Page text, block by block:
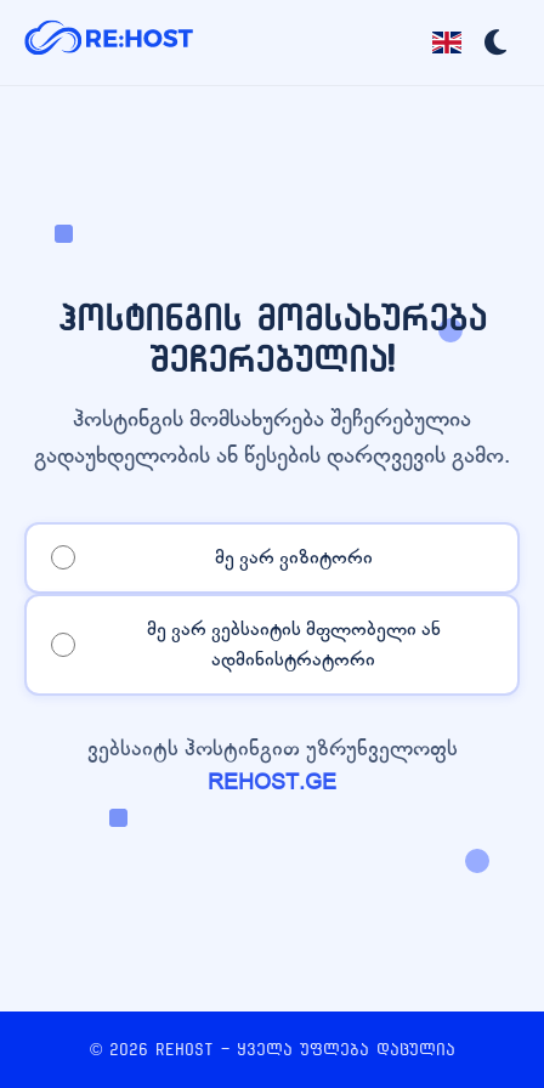
ჰოსტინგის მომსახურება
შეჩერებულია!
ჰოსტინგის მომსახურება შეჩერებულია
გადაუხდელობის ან წესების დარღვევის გამო.
მე ვარ ვიზიტორი
მე ვარ ვებსაიტის მფლობელი ან
ადმინისტრატორი
ვებსაიტს ჰოსტინგით უზრუნველოფს
REHOST.GE
© 2026 REHOST - ყველა უფლება დაცულია